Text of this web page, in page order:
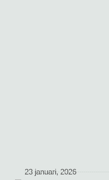
23 januari, 2026